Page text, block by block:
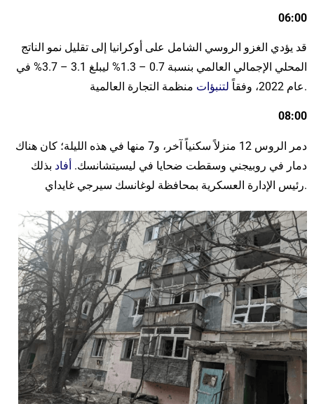
06:00
قد يؤدي الغزو الروسي الشامل على أوكرانيا إلى تقليل نمو الناتج
المحلي الإجمالي العالمي بنسبة 0.7 – 1.3% ليبلغ 3.1 – 3.7% في
عام 2022، وفقاً
لتنبؤات منظمة التجارة العالمية.
08:00
دمر الروس 12 منزلاً سكنياً آخر، و7 منها في هذه الليلة؛ كان هناك
دمار في روبيجني وسقطت ضحايا في ليسيتشانسك. أفاد بذلك
رئيس الإدارة العسكرية بمحافظة لوغانسك سيرجي غايداي.